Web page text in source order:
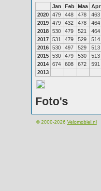
Jan Feb Maa Apr
2020 479 448 478 463
2019 479 432 478 464
2018 530 479 521 464
2017 531 479 529 514
2016 530 497 529 513
2015 530 479 530 513
2014 674 608 672 591
2013
Foto's
© 2000-2026 Velomobiel.nl